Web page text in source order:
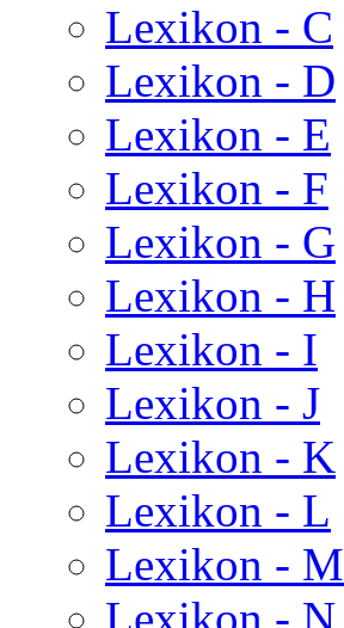
Lexikon - C
Lexikon - D
Lexikon - E
Lexikon - F
Lexikon - G
Lexikon - H
Lexikon - I
Lexikon - J
Lexikon - K
Lexikon - L
Lexikon - M